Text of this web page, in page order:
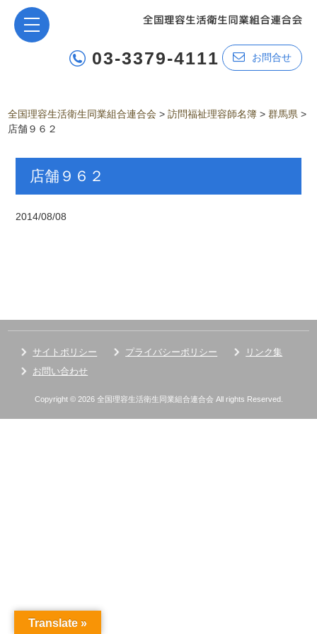
03-3379-4111 お問合せ
全国理容生活衛生同業組合連合会 >訪問福祉理容師名簿 >群馬県 >
店舗９６２
店舗９６２
2014/08/08
サイトポリシー プライバシーポリシー
リンク集
お問い合わせ
Copyright © 2026 全国理容生活衛生同業組合連合会 All rights Reserved.
Translate »